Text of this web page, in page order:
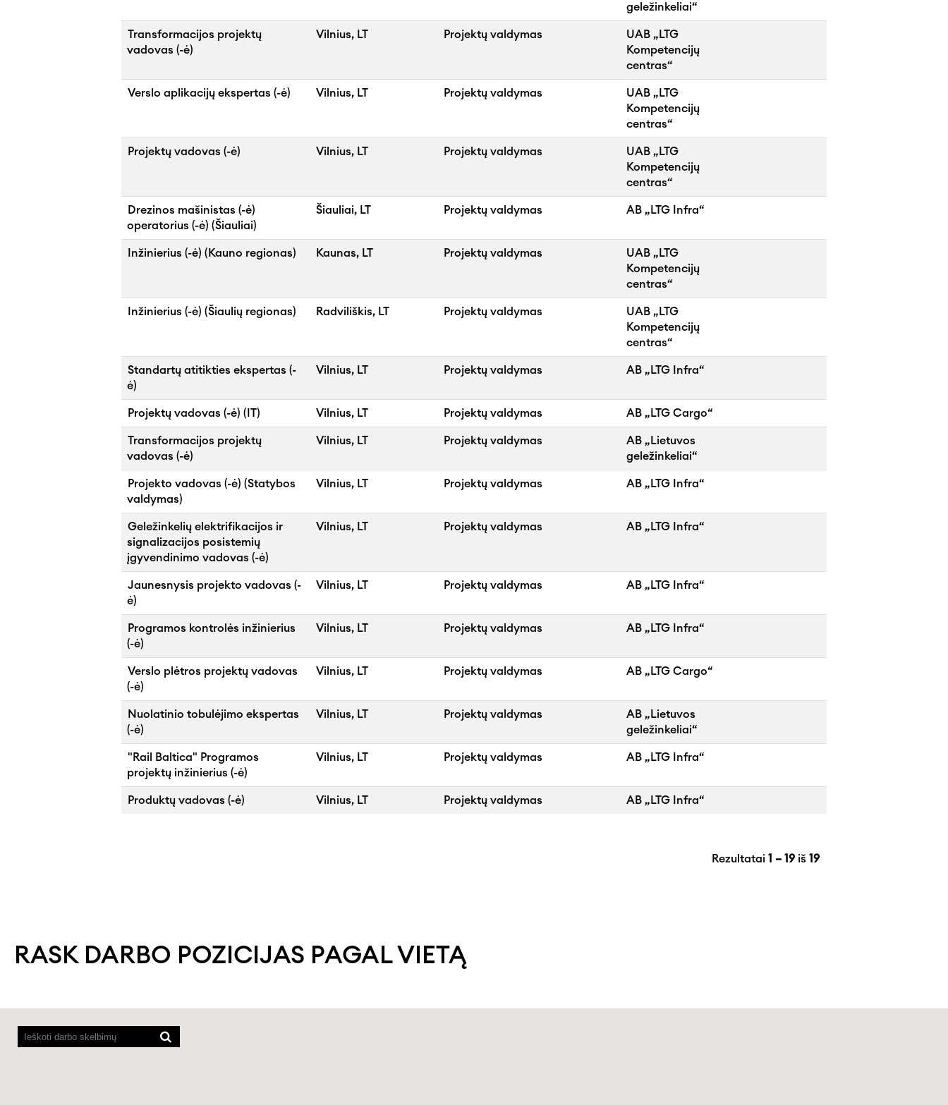
geležinkeliai“
Transformacijos projektų
vadovas (-ė)
Vilnius, LT Projektų valdymas
UAB „LTG
Kompetencijų
centras“
Verslo aplikacijų ekspertas (-ė) Vilnius, LT Projektų valdymas
UAB „LTG
Kompetencijų
centras“
Projektų vadovas (-ė) Vilnius, LT Projektų valdymas
UAB „LTG
Kompetencijų
centras“
Drezinos mašinistas (-ė)
operatorius (-ė) (Šiauliai)
Šiauliai, LT Projektų valdymas AB „LTG Infra“
Inžinierius (-ė) (Kauno regionas) Kaunas, LT Projektų valdymas
UAB „LTG
Kompetencijų
centras“
Inžinierius (-ė) (Šiaulių regionas) Radviliškis, LT Projektų valdymas
UAB „LTG
Kompetencijų
centras“
Standartų atitikties ekspertas (-
ė)
Vilnius, LT Projektų valdymas AB „LTG Infra“
Projektų vadovas (-ė) (IT) Vilnius, LT Projektų valdymas AB „LTG Cargo“
Transformacijos projektų
vadovas (-ė)
Vilnius, LT Projektų valdymas
AB „Lietuvos
geležinkeliai“
Projekto vadovas (-ė) (Statybos
valdymas)
Vilnius, LT Projektų valdymas AB „LTG Infra“
Geležinkelių elektrifikacijos ir
signalizacijos posistemių
įgyvendinimo vadovas (-ė)
Vilnius, LT Projektų valdymas AB „LTG Infra“
Jaunesnysis projekto vadovas (-
ė)
Vilnius, LT Projektų valdymas AB „LTG Infra“
Programos kontrolės inžinierius
(-ė)
Vilnius, LT Projektų valdymas AB „LTG Infra“
Verslo plėtros projektų vadovas
(-ė)
Vilnius, LT Projektų valdymas AB „LTG Cargo“
Nuolatinio tobulėjimo ekspertas
(-ė)
Vilnius, LT Projektų valdymas
AB „Lietuvos
geležinkeliai“
"Rail Baltica" Programos
projektų inžinierius (-ė)
Vilnius, LT Projektų valdymas AB „LTG Infra“
Produktų vadovas (-ė) Vilnius, LT Projektų valdymas AB „LTG Infra“
Rezultatai 1 – 19 iš 19
RASK DARBO POZICIJAS PAGAL VIETĄ
skaitytuvams
nepavyksta